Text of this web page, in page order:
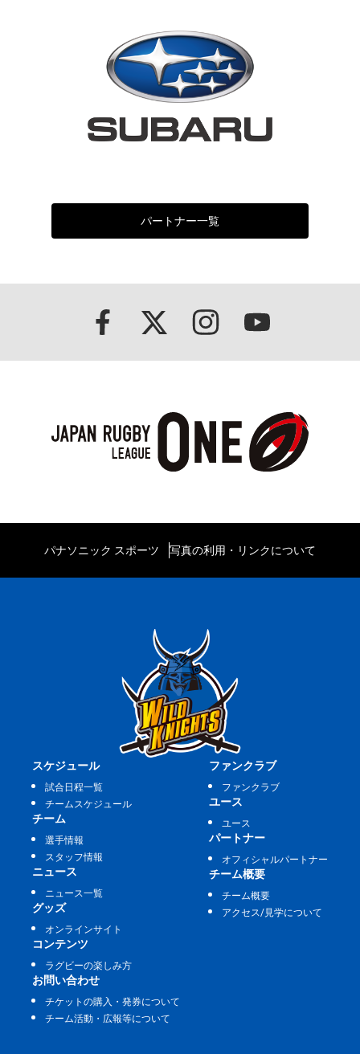
パートナー一覧
パナソニック スポーツ 写真の利用・リンクについて
スケジュール
試合日程一覧
チームスケジュール
チーム
選手情報
スタッフ情報
ニュース
ニュース一覧
グッズ
オンラインサイト
ファンクラブ
ファンクラブ
ユース
ユース
パートナー
オフィシャルパートナー
チーム概要
チーム概要
アクセス/見学について
コンテンツ
ラグビーの楽しみ方
お問い合わせ
チケットの購入・発券について
チーム活動・広報等について